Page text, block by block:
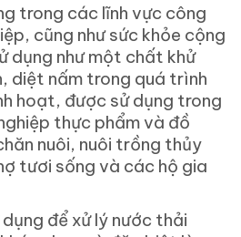
trong các lĩnh vực công
cũng như sức khỏe cộng
dụng như một chất khử
diệt nấm trong quá trình
hoạt, được sử dụng trong
thực phẩm và đồ
nuôi, nuôi trồng thủy
tươi sống và các hộ gia
để xử lý nước thải